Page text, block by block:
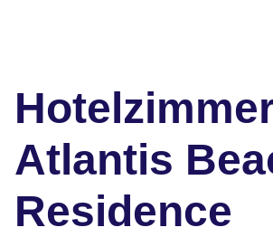
Atlantis
Residence